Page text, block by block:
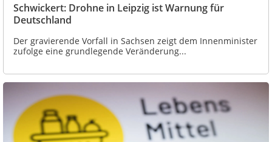
Schwickert: Drohne in Leipzig ist Warnung für
Deutschland
Der gravierende Vorfall in Sachsen zeigt dem Innenminister
zufolge eine grundlegende Veränderung...